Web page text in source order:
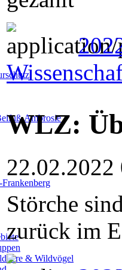
Ambrosie
& Wildvögel
WLZ:
22.02.2022
Störche
zurück im